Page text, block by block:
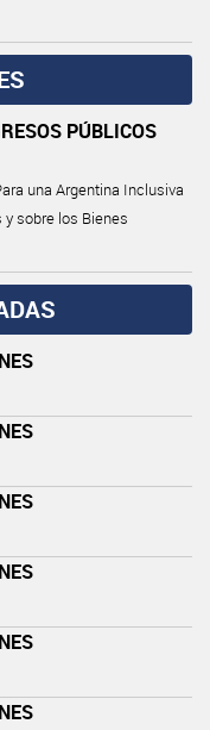
PÚBLICOS
una Argentina Inclusiva
sobre los Bienes